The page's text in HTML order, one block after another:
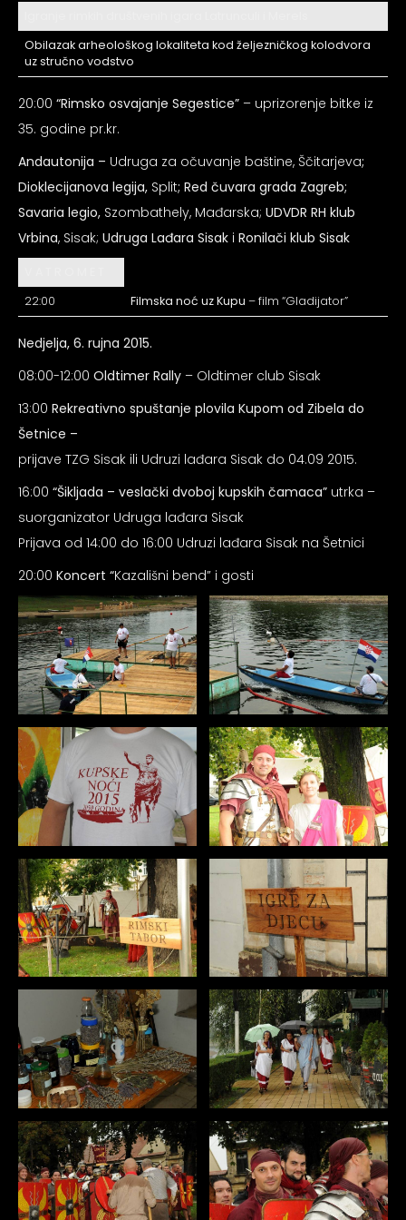
Obilazak arheološkog lokaliteta kod željezničkog kolodvora
uz stručno vodstvo
20:00 “Rimsko osvajanje Segestice” – uprizorenje bitke iz
35. godine pr.kr.
Andautonija – Udruga za očuvanje baštine, Ščitarjeva;
Dioklecijanova legija, Split; Red čuvara grada Zagreb;
Savaria legio, Szombathely, Mađarska; UDVDR RH klub
Vrbina, Sisak; Udruga Lađara Sisak i Ronilači klub Sisak
22:00
Filmska noć uz Kupu – film “Gladijator”
Nedjelja, 6. rujna 2015.
08:00-12:00 Oldtimer Rally – Oldtimer club Sisak
13:00 Rekreativno spuštanje plovila Kupom od Zibela do
Šetnice –
prijave TZG Sisak ili Udruzi lađara Sisak do 04.09 2015.
16:00 “Šikljada – veslački dvoboj kupskih čamaca” utrka –
suorganizator Udruga lađara Sisak
Prijava od 14:00 do 16:00 Udruzi lađara Sisak na Šetnici
20:00 Koncert “Kazališni bend” i gosti